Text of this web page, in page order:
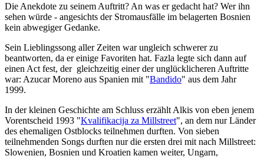
Die Anekdote zu seinem Auftritt? An was er gedacht hat? Wer ihn
sehen würde - angesichts der Stromausfälle im belagerten Bosnien
kein abwegiger Gedanke.
Sein Lieblingssong aller Zeiten war ungleich schwerer zu
beantworten, da er einige Favoriten hat. Fazla legte sich dann auf
einen Act fest, der gleichzeitig einer der unglücklicheren Auftritte
war: Azucar Moreno aus Spanien mit "Bandido" aus dem Jahr
1999.
In der kleinen Geschichte am Schluss erzählt Alkis von eben jenem
Vorentscheid 1993 "Kvalifikacija za Millstreet", an dem nur Länder
des ehemaligen Ostblocks teilnehmen durften. Von sieben
teilnehmenden Songs durften nur die ersten drei mit nach Millstreet:
Slowenien, Bosnien und Kroatien kamen weiter, Ungarn,